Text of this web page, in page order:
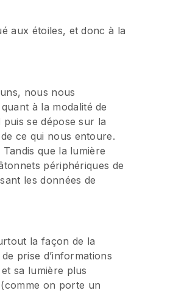
nous nous
à la modalité de
se dépose sur la
ce qui nous entoure.
que la lumière
périphériques de
les données de
la façon de la
prise d’informations
sa lumière plus
on porte un